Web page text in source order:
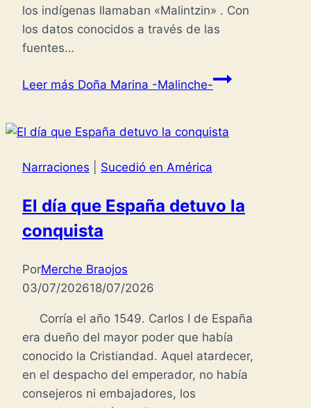
los indígenas llamaban «Malintzin» . Con
los datos conocidos a través de las
fuentes…
Leer más Doña Marina -Malinche-
Narraciones Sucedió en América
El día que España detuvo la
conquista
PorMerche Braojos
03/07/202618/07/2026
Corría el año 1549. Carlos I de España
era dueño del mayor poder que había
conocido la Cristiandad. Aquel atardecer,
en el despacho del emperador, no había
consejeros ni embajadores, los